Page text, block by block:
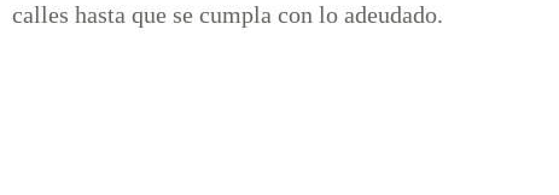
calles hasta que se cumpla con lo adeudado.